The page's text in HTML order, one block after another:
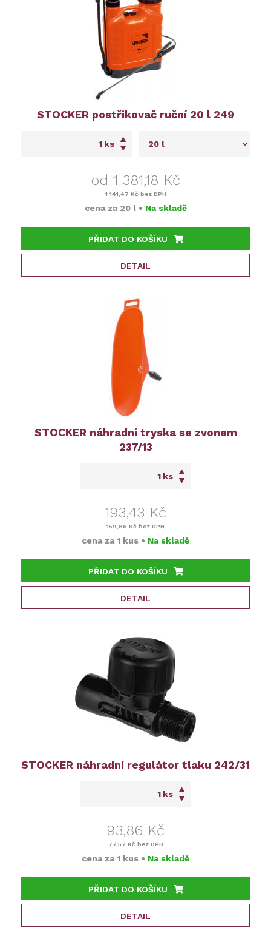
STOCKER postřikovač ruční 20 l 249
ks
od 1 381,18 Kč
1 141,47 Kč bez DPH
cena za 20 l • Na skladě
PŘIDAT DO KOŠÍKU
DETAIL
STOCKER náhradní tryska se zvonem
237/13
ks
193,43 Kč
159,86 Kč bez DPH
cena za 1 kus • Na skladě
PŘIDAT DO KOŠÍKU
DETAIL
STOCKER náhradní regulátor tlaku 242/31
ks
93,86 Kč
77,57 Kč bez DPH
cena za 1 kus • Na skladě
PŘIDAT DO KOŠÍKU
DETAIL